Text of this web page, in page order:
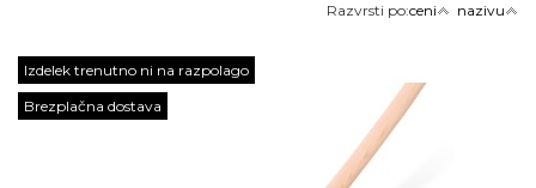
Razvrsti po:ceni nazivu
Izdelek trenutno ni na razpolago
Brezplačna dostava